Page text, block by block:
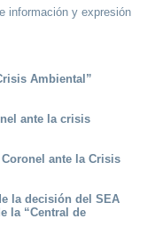
información y expresión
Ambiental”
ante la crisis
ante la Crisis
la decisión del SEA
la “Central de